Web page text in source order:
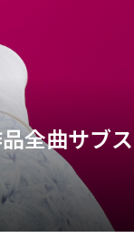
全曲サブス